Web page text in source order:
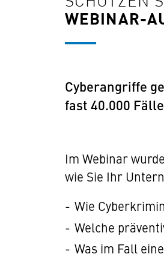
WEBINAR-
Cyberangriffe
fast 40.000
Im Webinar
wie Sie Ihr
Wie
Welche
Was im Fall